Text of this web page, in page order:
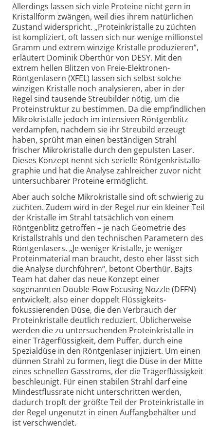
Allerdings lassen sich viele Proteine nicht gern in
Kristallform zwängen, weil dies ihrem natürlichen
Zustand widerspricht. „Protein­kristalle zu züchten
ist kompliziert, oft lassen sich nur wenige millionstel
Gramm und extrem winzige Kristalle produzieren“,
erläutert Dominik Oberthür von DESY. Mit den
extrem hellen Blitzen von Freie-Elektronen-
Röntgenlasern (XFEL) lassen sich selbst solche
winzigen Kristalle noch analysieren, aber in der
Regel sind tausende Streubilder nötig, um die
Protein­struktur zu bestimmen. Da die empfindlichen
Mikro­kristalle jedoch im intensiven Röntgen­blitz
verdampfen, nachdem sie ihr Streubild erzeugt
haben, sprüht man einen beständigen Strahl
frischer Mikro­kristalle durch den gepulsten Laser.
Dieses Konzept nennt sich serielle Röntgen­kristallo­
graphie und hat die Analyse zahlreicher zuvor nicht
untersuchbarer Proteine ermöglicht.
Aber auch solche Mikrokristalle sind oft schwierig zu
züchten. Zudem wird in der Regel nur ein kleiner Teil
der Kristalle im Strahl tatsächlich von einem
Röntgen­blitz getroffen – je nach Geometrie des
Kristallstrahls und den technischen Parametern des
Röntgenlasers. „Je weniger Kristalle, je weniger
Protein­material man braucht, desto eher lässt sich
die Analyse durchführen“, betont Oberthür. Bajts
Team hat daher das neue Konzept einer
sogenannten Double-Flow Focusing Nozzle (DFFN)
entwickelt, also einer doppelt Flüssigkeits-
fokussierenden Düse, die den Verbrauch der
Protein­kristalle deutlich reduziert. Üblicherweise
werden die zu untersuchenden Protein­kristalle in
einer Träger­flüssigkeit, dem Puffer, durch eine
Spezialdüse in den Röntgen­laser injiziert. Um einen
dünnen Strahl zu formen, liegt die Düse in der Mitte
eines schnellen Gasstroms, der die Trägerflüssigkeit
beschleunigt. Für einen stabilen Strahl darf eine
Mindest­flussrate nicht unterschritten werden,
dadurch tropft der größte Teil der Protein­kristalle in
der Regel ungenutzt in einen Auffang­behälter und
ist verschwendet.